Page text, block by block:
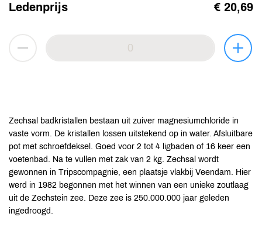
Ledenprijs € 20,69
Zechsal badkristallen bestaan uit zuiver magnesiumchloride in
vaste vorm. De kristallen lossen uitstekend op in water. Afsluitbare
pot met schroefdeksel. Goed voor 2 tot 4 ligbaden of 16 keer een
voetenbad. Na te vullen met zak van 2 kg. Zechsal wordt
gewonnen in Tripscompagnie, een plaatsje vlakbij Veendam. Hier
werd in 1982 begonnen met het winnen van een unieke zoutlaag
uit de Zechstein zee. Deze zee is 250.000.000 jaar geleden
ingedroogd.